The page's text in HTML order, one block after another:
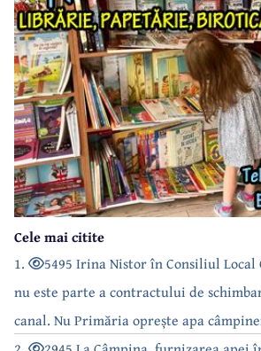
Cele mai citite
1.
5495 Irina Nistor în Consiliul
nu este parte a contractului de
canal. Nu Primăria oprește apa